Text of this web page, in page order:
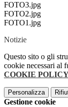
FOTO3.jpg
FOTO2.jpg
FOTO1.jpg
Notizie
Questo sito o gli
cookie necessari al
COOKIE
Personalizza
Gestione cookie